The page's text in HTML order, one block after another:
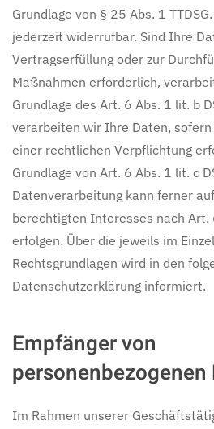
Grundlage von § 25 Abs. 1
jederzeit widerrufbar. Sind Ihre
Vertragserfüllung oder zur
Maßnahmen erforderlich,
Grundlage des Art. 6 Abs. 1 lit. b
verarbeiten wir Ihre Daten, sofern
einer rechtlichen Verpflichtung
Grundlage von Art. 6 Abs. 1 lit. c
Datenverarbeitung kann ferner
berechtigten Interesses nach Art.
erfolgen. Über die jeweils im
Rechtsgrundlagen wird in den
Datenschutzerklärung informiert.
Empfänger von
personenbezogenen
Im Rahmen unserer